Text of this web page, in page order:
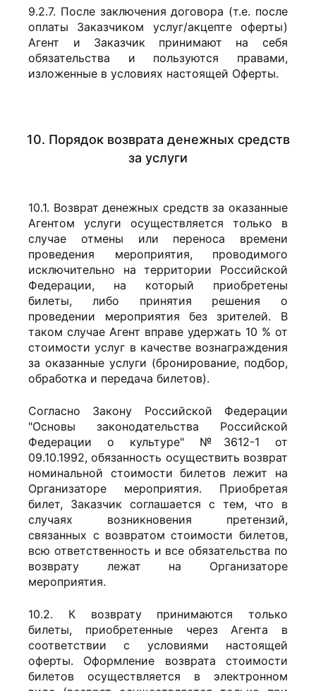
9.2.7. После заключения договора (т.е. после
оплаты Заказчиком услуг/акцепте оферты)
Агент и Заказчик принимают на себя
обязательства и пользуются правами,
изложенные в условиях настоящей Оферты.
10. Порядок возврата денежных средств
за услуги
10.1. Возврат денежных средств за оказанные
Агентом услуги осуществляется только в
случае отмены или переноса времени
проведения мероприятия, проводимого
исключительно на территории Российской
Федерации, на который приобретены
билеты, либо принятия решения о
проведении мероприятия без зрителей. В
таком случае Агент вправе удержать 10 % от
стоимости услуг в качестве вознаграждения
за оказанные услуги (бронирование, подбор,
обработка и передача билетов).
Согласно Закону Российской Федерации
"Основы законодательства Российской
Федерации о культуре" №3612-1 от
09.10.1992, обязанность осуществить возврат
номинальной стоимости билетов лежит на
Организаторе мероприятия. Приобретая
билет, Заказчик соглашается с тем, что в
случаях возникновения претензий,
связанных с возвратом стоимости билетов,
всю ответственность и все обязательства по
возврату лежат на Организаторе
мероприятия.
10.2. К возврату принимаются только
билеты, приобретенные через Агента в
соответствии с условиями настоящей
оферты. Оформление возврата стоимости
билетов осуществляется в электронном